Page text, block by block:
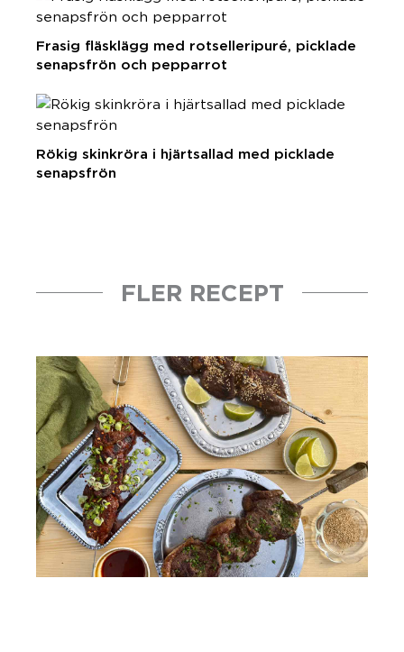
Frasig fläsklägg med rotselleripuré, picklade
senapsfrön och pepparrot
Rökig skinkröra i hjärtsallad med picklade
senapsfrön
FLER RECEPT